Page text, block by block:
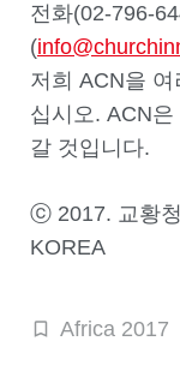
전화(02-796-
(
저희 ACN을
십시오. ACN
갈 것입니다.
ⓒ 2017. 교황
KOREA
Africa 2017